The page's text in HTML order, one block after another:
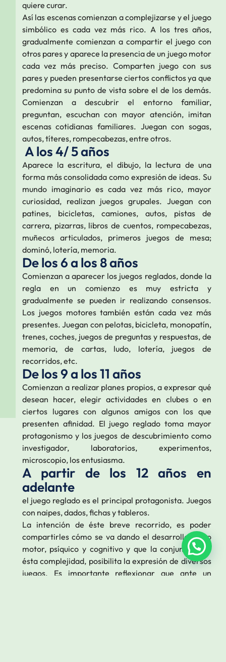
quiere curar.
Así las escenas comienzan a complejizarse y el juego
simbólico es cada vez más rico. A los tres años,
gradualmente comienzan a compartir el juego con
otros pares y aparece la presencia de un juego motor
cada vez más preciso. Comparten juego con sus
pares y pueden presentarse ciertos conflictos ya que
predomina su punto de vista sobre el de los demás.
Comienzan a descubrir el entorno familiar,
preguntan, escuchan con mayor atención, imitan
escenas cotidianas familiares. Juegan con sogas,
autos, títeres, rompecabezas, entre otros.
A los 4/ 5 años
Aparece la escritura, el dibujo, la lectura de una
forma más consolidada como expresión de ideas. Su
mundo imaginario es cada vez más rico, mayor
curiosidad, realizan juegos grupales. Juegan con
patines, bicicletas, camiones, autos, pistas de
carrera, pizarras, libros de cuentos, rompecabezas,
muñecos articulados, primeros juegos de mesa;
dominó, lotería, memoria.
De los 6 a los 8 años
Comienzan a aparecer los juegos reglados, donde la
regla en un comienzo es muy estricta y
gradualmente se pueden ir realizando consensos.
Los juegos motores también están cada vez más
presentes. Juegan con pelotas, bicicleta, monopatín,
trenes, coches, juegos de preguntas y respuestas, de
memoria, de cartas, ludo, lotería, juegos de
recorridos, etc.
De los 9 a los 11 años
Comienzan a realizar planes propios, a expresar qué
desean hacer, elegir actividades en clubes o en
ciertos lugares con algunos amigos con los que
presenten afinidad. El juego reglado toma mayor
protagonismo y los juegos de descubrimiento como
investigador, laboratorios, experimentos,
microscopio, los entusiasma.
A partir de los 12 años en
adelante
el juego reglado es el principal protagonista. Juegos
con naipes, dados, fichas y tableros.
La intención de éste breve recorrido, es poder
compartirles cómo se va dando el desarrollo tanto
motor, psíquico y cognitivo y que la conjunción de
ésta complejidad, posibilita la expresión de diversos
juegos. Es importante reflexionar que ante un